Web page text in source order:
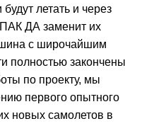
летать и через
ПАК ДА заменит их
с широчайшим
полностью закончены
по проекту, мы
первого опытного
новых самолетов в